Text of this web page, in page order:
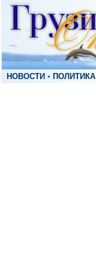
НОВОСТИ • ПОЛИТИКА